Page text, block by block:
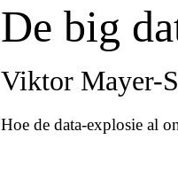
De big
Viktor Mayer-
Hoe de data-explosie al